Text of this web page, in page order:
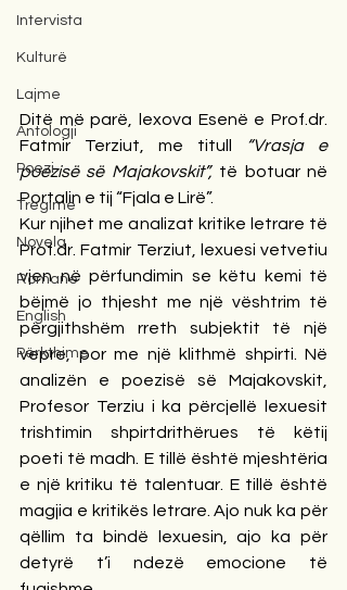
Intervista
Kulturë
Lajme
Antologji
Poezi
Tregime
Novela
Romane
English
Përkthime
Ditë më parë, lexova Esenë e Prof.dr.
Fatmir Terziut, me titull
“Vrasja e
poezisë së Majakovskit”, të botuar në
Portalin e tij “Fjala e Lirë”.
Kur njihet me analizat kritike letrare të
Prof.dr. Fatmir Terziut, lexuesi vetvetiu
vjen në përfundimin se këtu kemi të
bëjmë jo thjesht me një vështrim të
përgjithshëm rreth subjektit të një
vepre, por me një klithmë shpirti. Në
analizën e poezisë së Majakovskit,
Profesor Terziu i ka përcjellë lexuesit
trishtimin shpirtdrithërues të këtij
poeti të madh. E tillë është mjeshtëria
e një kritiku të talentuar. E tillë është
magjia e kritikës letrare. Ajo nuk ka për
qëllim ta bindë lexuesin, ajo ka për
detyrë t’i ndezë emocione të